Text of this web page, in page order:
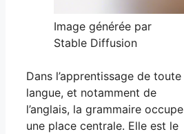
Image générée par
Stable Diffusion
Dans l’apprentissage de toute
langue, et notamment de
l’anglais, la grammaire occupe
une place centrale. Elle est le